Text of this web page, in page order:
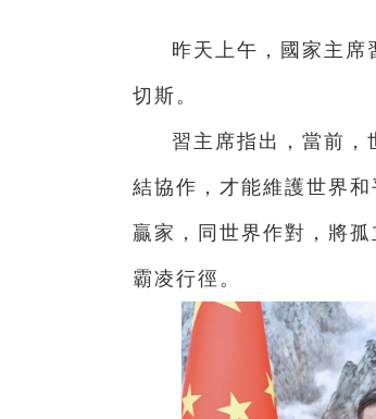
昨天上午，國家主席
切斯。
習主席指出，當前，
結協作，才能維護世界
贏家，同世界作對，將
霸凌行徑。